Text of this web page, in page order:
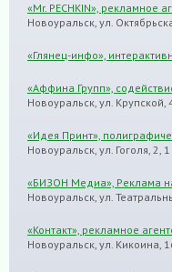
«Mr. PECHKIN», рекламное
Новоуральск, ул.
«Глянец-инфо»,
«Аффина Групп»,
Новоуральск, ул. Крупской,
«Идея Принт»,
Новоуральск, ул. Гоголя, 2,
«БИЗОН Медиа», Реклама
Новоуральск, ул.
«Контакт», рекламное
Новоуральск, ул. Кикоина,